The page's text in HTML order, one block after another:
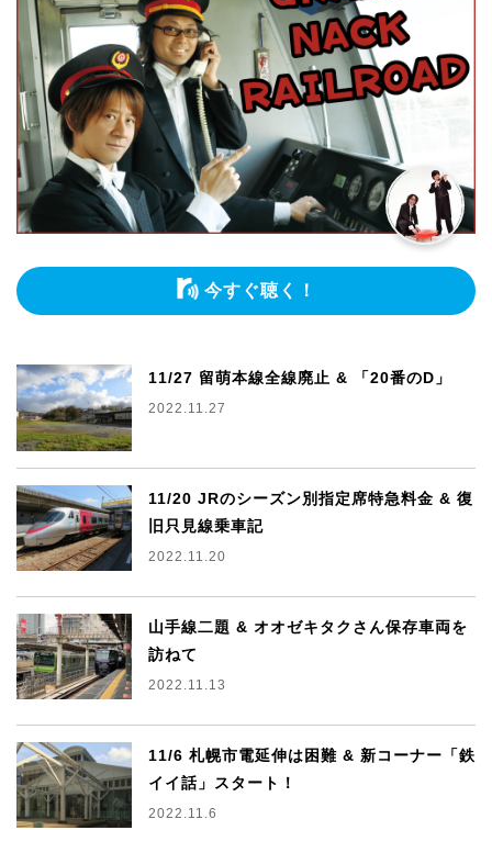
今すぐ聴く！
11/27 留萌本線全線廃止 & 「20番のD」
2022.11.27
11/20 JRのシーズン別指定席特急料金 & 復
旧只見線乗車記
2022.11.20
山手線二題 & オオゼキタクさん保存車両を
訪ねて
2022.11.13
11/6 札幌市電延伸は困難 & 新コーナー「鉄
イイ話」スタート！
2022.11.6